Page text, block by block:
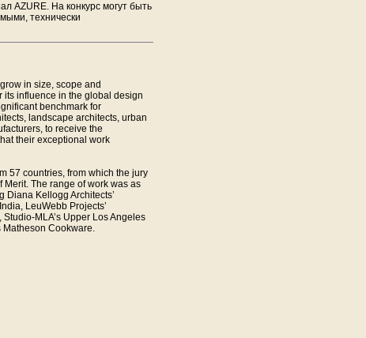
AZURE. На конкурс могут быть
технически
in size, scope and
influence in the global design
benchmark for
landscape architects, urban
to receive the
their exceptional work
57 countries, from which the jury
The range of work was as
Kellogg Architects’
LeuWebb Projects’
MLA’s Upper Los Angeles
Matheson Cookware.